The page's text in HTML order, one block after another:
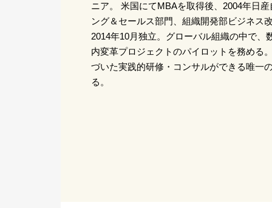
ニア。 米国にてMBAを取得後、2004年日
ング＆セールス部門、組織開発部ビジネス
2014年10月独立。グローバル組織の中で、
内変革プロジェクトのパイロットを務める
づいた実践的研修・コンサルができる唯一
る。